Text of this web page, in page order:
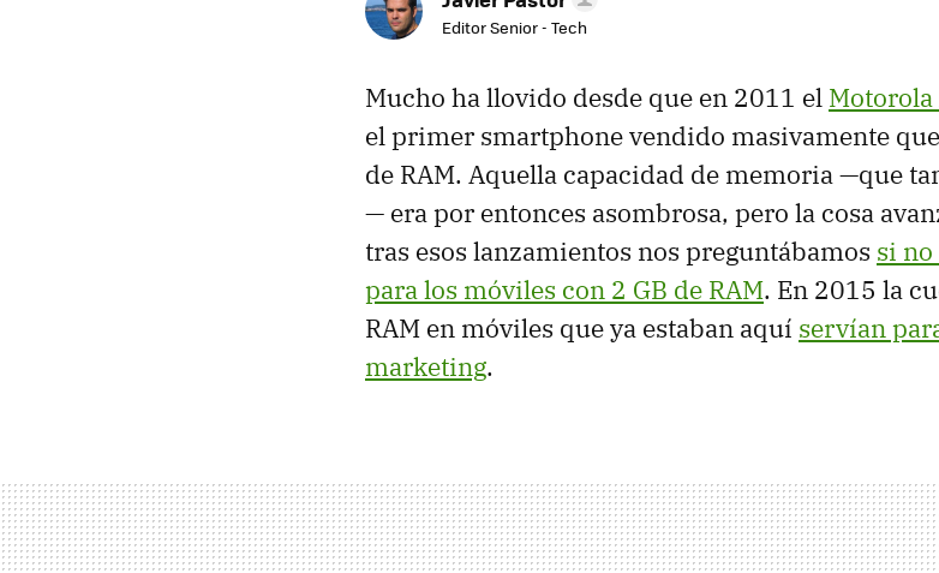
Editor Senior - Tech
Mucho ha llovido desde que en 2011 el
el primer smartphone vendido masivamente
de RAM. Aquella capacidad de memoria —que
— era por entonces asombrosa, pero la cosa
tras esos lanzamientos nos preguntábamos si
para los móviles con 2 GB de RAM. En 2015 la
RAM en móviles que ya estaban aquí servían
marketing.